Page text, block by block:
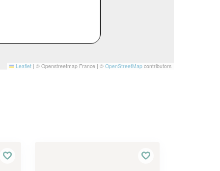
Leaflet | © Openstreetmap France | © OpenStreetMap contributors